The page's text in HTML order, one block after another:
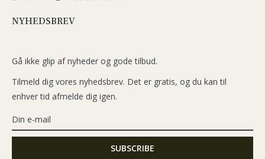
NYHEDSBREV
Gå ikke glip af nyheder og gode tilbud.
Tilmeld dig vores nyhedsbrev. Det er gratis, og du kan til
enhver tid afmelde dig igen.